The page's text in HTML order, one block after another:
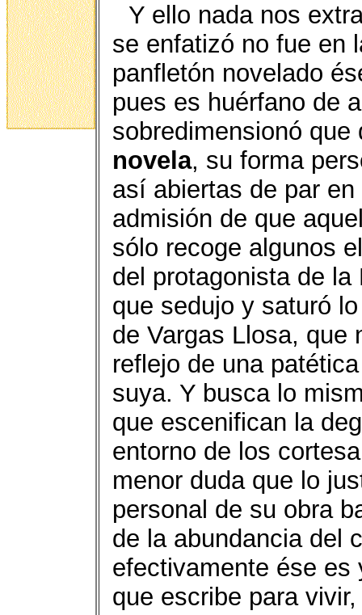
Y ello nada nos
se enfatizó no fue en
panfletón novelado
pues es huérfano de
sobredimensionó
novela, su forma
así abiertas de par
admisión de que
sólo recoge algunos
del protagonista de
que sedujo y saturó
de Vargas Llosa, que
reflejo de una
suya. Y busca lo
que escenifican la
entorno de los
menor duda que lo
personal de su obra
de la abundancia del
efectivamente ése es
que escribe para